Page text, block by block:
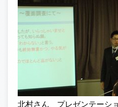
北村さん プレゼンテーシ